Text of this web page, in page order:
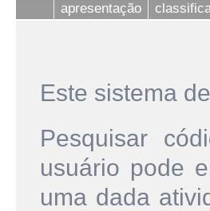
apresentação
Este sistema
Pesquisar
usuário pode
uma dada